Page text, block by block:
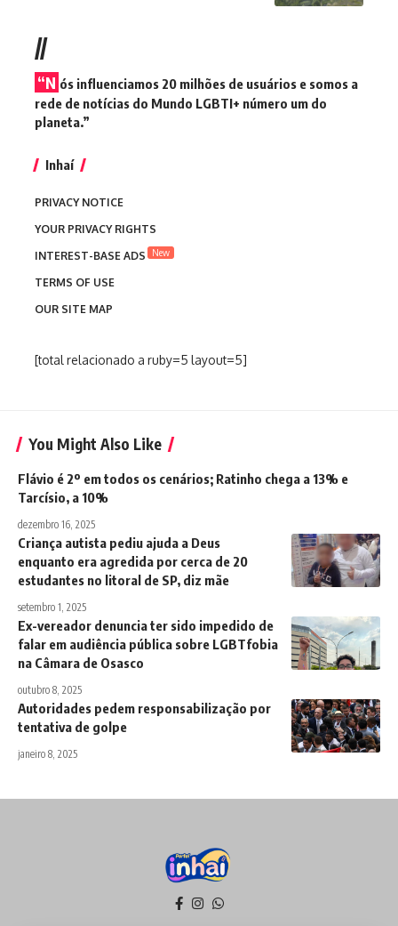
//
“N ós influenciamos 20 milhões de usuários e somos a
rede de notícias do Mundo LGBTI+ número um do
planeta.”
Inhaí
PRIVACY NOTICE
YOUR PRIVACY RIGHTS
INTEREST-BASE ADS
New
TERMS OF USE
OUR SITE MAP
[total relacionado a ruby=5 layout=5]
You Might Also Like
Flávio é 2º em todos os cenários; Ratinho chega a 13% e
Tarcísio, a 10%
dezembro 16, 2025
Criança autista pediu ajuda a Deus
enquanto era agredida por cerca de 20
estudantes no litoral de SP, diz mãe
setembro 1, 2025
Ex-vereador denuncia ter sido impedido de
falar em audiência pública sobre LGBTfobia
na Câmara de Osasco
outubro 8, 2025
Autoridades pedem responsabilização por
tentativa de golpe
janeiro 8, 2025